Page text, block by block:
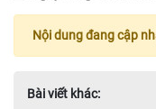
Nội dung đang cập
Bài viết khác: